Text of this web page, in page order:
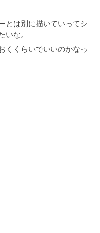
とは別に描いていってシ
な。
くくらいでいいのかなっ